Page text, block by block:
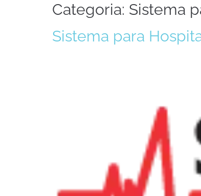
Categoria: Sistema
Sistema para